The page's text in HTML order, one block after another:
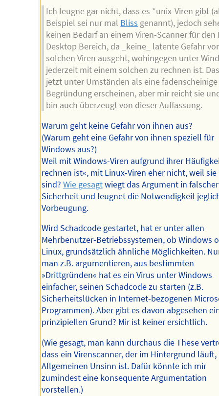
Ich leugne gar nicht, dass es *unix-Viren gibt
Beispiel sei nur mal Bliss genannt), jedoch
keinen Bedarf an einem Viren-Scanner für den
Desktop Bereich, da _keine_ latente Gefahr
solchen Viren ausgeht, wohingegen unter
jederzeit mit einem solchen zu rechnen ist.
jetzt unter Umständen als eine fadenscheinige
Begründung erscheinen, aber mir reicht sie
bin auch überzeugt von dieser Auffassung.
Warum geht keine Gefahr von ihnen aus?
(Warum geht eine Gefahr von ihnen speziell für
Windows aus?)
Weil mit Windows-Viren aufgrund ihrer
rechnen ist«, mit Linux-Viren eher nicht, weil
sind? Wie gesagtwiegt das Argument in falscher
Sicherheit und leugnet die Notwendigkeit
Vorbeugung.
Wird Schadcode gestartet, hat er unter allen
Mehrbenutzer-Betriebssystemen, ob Windows
Linux, grundsätzlich ähnliche Möglichkeiten.
man z.B. argumentieren, aus bestimmten
»Drittgründen« hat es ein Virus unter Windows
einfacher, seinen Schadcode zu starten (z.B.
Sicherheitslücken in Internet-bezogenen
Programmen). Aber gibt es davon abgesehen
prinzipiellen Grund? Mir ist keiner ersichtlich.
(Wie gesagt, man kann durchaus die These
dass ein Virenscanner, der im Hintergrund läuft,
Allgemeinen Unsinn ist. Dafür könnte ich mir
zumindest eine konsequente Argumentation
vorstellen.)